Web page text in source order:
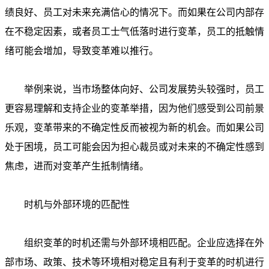
绩良好、员工对未来充满信心的情况下。而如果在公司内部存
在不稳定因素，或者员工士气低落时进行变革，员工的抵触情
绪可能会增加，导致变革难以推行。
举例来说，当市场整体向好、公司发展势头较强时，员工
更容易理解和支持企业的变革举措，因为他们感受到公司前景
乐观，变革带来的不确定性反而被视为新的机会。而如果公司
处于困境，员工可能会因为担心裁员或对未来的不确定性感到
焦虑，进而对变革产生抵制情绪。
时机与外部环境的匹配性
组织变革的时机还需与外部环境相匹配。企业应选择在外
部市场、政策、技术等环境相对稳定且有利于变革的时机进行